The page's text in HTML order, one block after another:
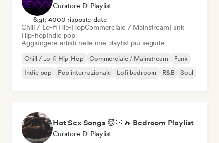
Curatore Di Playlist
&gt; 4000 risposte date
Chill / Lo-fi Hip-HopCommerciale / MainstreamFunk
Hip-hopIndie pop
Aggiungere artisti nelle mie playlist più seguite
Chill / Lo-fi Hip-Hop Commerciale / Mainstream
Funk
Indie pop
Pop internazionale Lofi bedroom R&B Soul
Hot Sex Songs 😈🍑🔥 Bedroom Playlist
Curatore Di Playlist